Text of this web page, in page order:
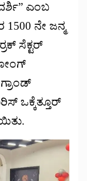
ಸೆಕ್ಟರ್
ಒಕ್ಕೆತ್ತೂರ್